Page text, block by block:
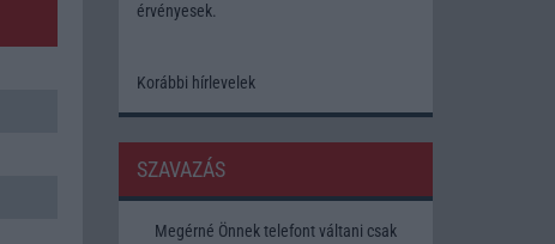
érvényesek.
Korábbi hírlevelek
SZAVAZÁS
Megérné Önnek telefont váltani csak